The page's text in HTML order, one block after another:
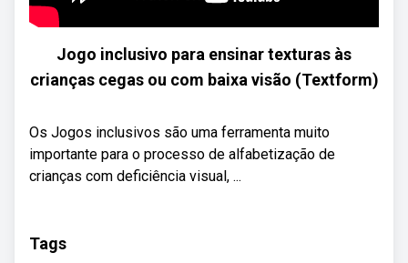
Jogo inclusivo para ensinar texturas às
crianças cegas ou com baixa visão (Textform)
Os Jogos inclusivos são uma ferramenta muito
importante para o processo de alfabetização de
crianças com deficiência visual, ...
Tags